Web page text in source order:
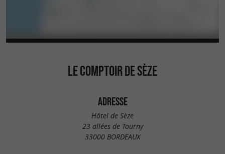
LE COMPTOIR DE SÈZE
ADRESSE
Hôtel de Sèze
23 allées de Tourny
33000 BORDEAUX